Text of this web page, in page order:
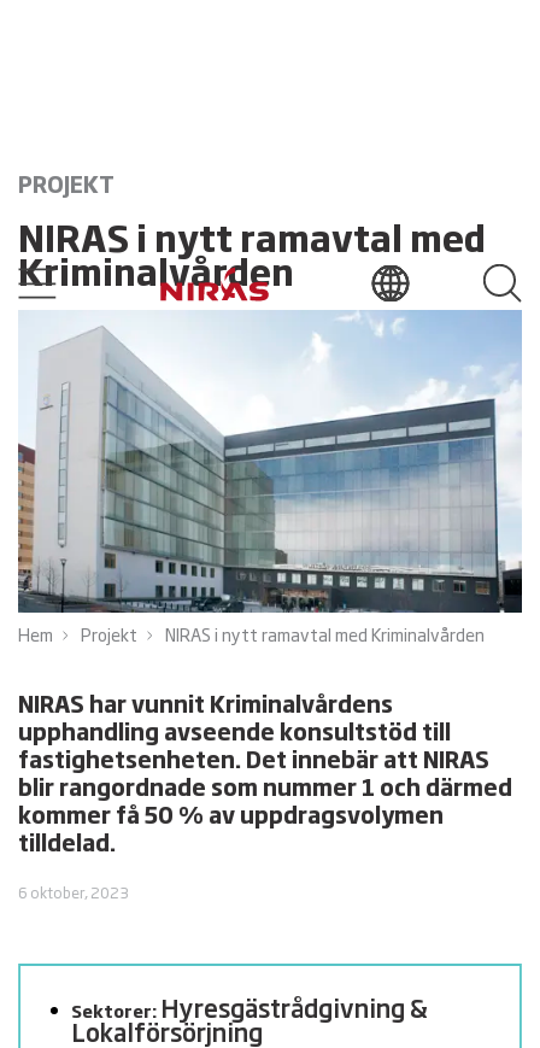
PROJEKT
NIRAS i nytt ramavtal med
Kriminalvården
Hem Projekt NIRAS i nytt ramavtal med Kriminalvården
NIRAS har vunnit Kriminalvårdens
upphandling avseende konsultstöd till
fastighetsenheten. Det innebär att NIRAS
blir rangordnade som nummer 1 och därmed
kommer få 50 % av uppdragsvolymen
tilldelad.
6 oktober, 2023
Sektorer: Hyresgäst­rådgivning &
Lokalförsörjning